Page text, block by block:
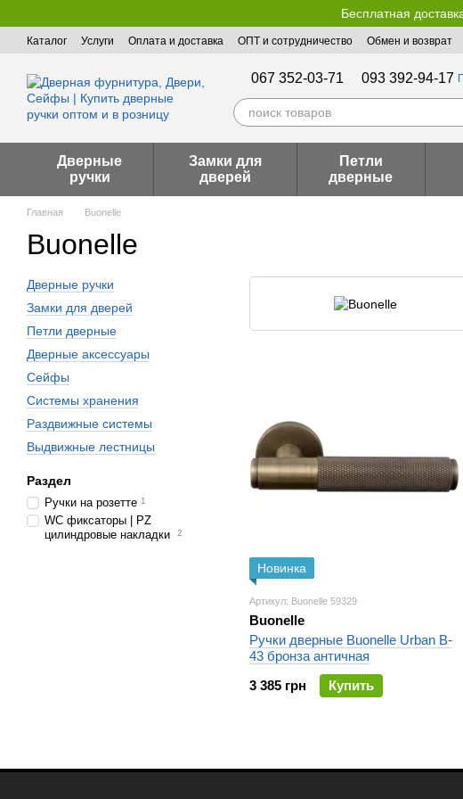
Бесплатная
Каталог Услуги Оплата и доставка ОПТ и сотрудничество Обмен и возврат
067 352-03-71 093 392-94-17
Дверные
ручки
Замки для
дверей
Петли
дверные
Главная Buonelle
Buonelle
Новинка
Артикул: Buonelle 59329
Buonelle
Ручки дверные Buonelle Urban B-
43 бронза античная
3 385 грн
Купить
Дверные ручки
Замки для дверей
Петли дверные
Дверные аксессуары
Сейфы
Системы хранения
Раздвижные системы
Выдвижные лестницы
Раздел
Ручки на розетте 1
WC фиксаторы | PZ
цилиндровые накладки
2